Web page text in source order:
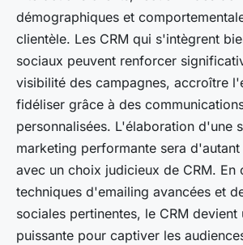
démographiques et
clientèle. Les CRM qui s'intègrent
sociaux peuvent renforcer
visibilité des campagnes, accroître
fidéliser grâce à des
personnalisées. L'élaboration d'une
marketing performante sera
avec un choix judicieux de CRM. En
techniques d'emailing avancées et
sociales pertinentes, le CRM
puissante pour captiver les